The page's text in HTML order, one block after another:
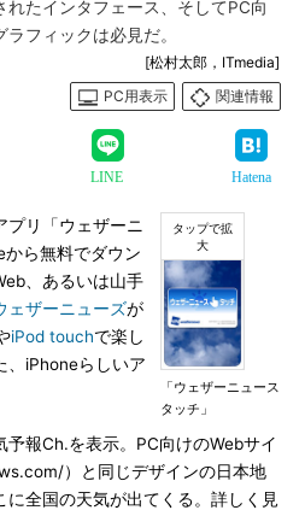
れたインタフェース、そしてPC向
フィックは必見だ。
[松村太郎，ITmedia]
PC用表示
関連情報
LINE Hatena
「ウェザーニュース
タッチ」
リ「ウェザーニ
ら無料でダウン
、あるいは山手
ェザーニューズが
iPod touchで楽し
、iPhoneらしいア
報Ch.を表示。PC向けのWebサイ
）と同じデザインの日本地
に全国の天気が出てくる。詳しく見